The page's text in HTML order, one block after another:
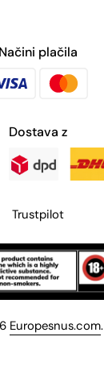
Načini plačila
Dostava z
Trustpilot
Europesnus.com.